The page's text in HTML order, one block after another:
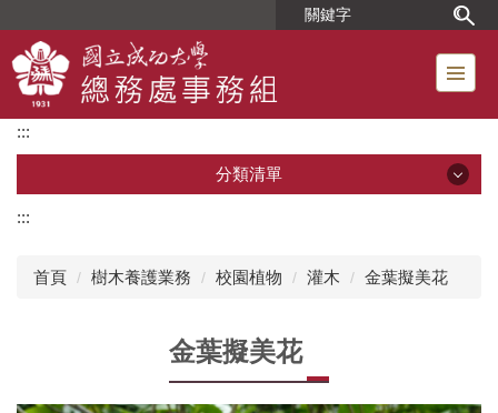
主
要
內
:::
分類清單
組織成員
位置圖
:::
首頁 樹木養護業務 校園植物 灌木 金葉擬美花
金葉擬美花